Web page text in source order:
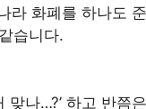
라 화폐를 하나도
습니다.
맞나…?’ 하고 반쯤